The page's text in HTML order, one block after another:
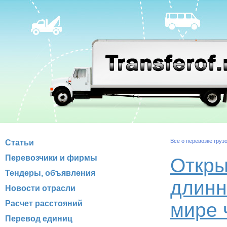
Статьи
Перевозчики и фирмы
Тендеры, объявления
Новости отрасли
Расчет расстояний
Перевод единиц
Все о перевозке
мире